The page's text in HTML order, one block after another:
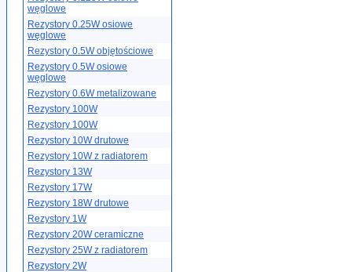
węglowe
Rezystory 0.25W osiowe
węglowe
Rezystory 0.5W objętościowe
Rezystory 0.5W osiowe
węglowe
Rezystory 0.6W metalizowane
Rezystory 100W
Rezystory 100W
Rezystory 10W drutowe
Rezystory 10W z radiatorem
Rezystory 13W
Rezystory 17W
Rezystory 18W drutowe
Rezystory 1W
Rezystory 20W ceramiczne
Rezystory 25W z radiatorem
Rezystory 2W